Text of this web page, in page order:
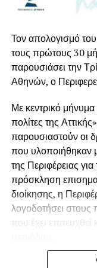
ιστορία…», είπε
Σπαρακτικός ήταν
μοιράστηκαν
να τον
Η ταφή
μαζί για πέντε
Κατά διαβολική
σήμερα τα
χρόνο του μεταξύ
σπιτιού του στη
περίοδο λόγω των
αντιμετώπιζε.
Ποιος ήταν ο
Ο Ιωάννης
Αυγούστου του
Δημοκρατίας,
Τον απολογισμό του
τους πρώτους 30
παρουσιάσει την
Αθηνών, ο
Με κεντρικό
πολίτες της
παρουσιαστούν οι
που υλοποιήθηκαν
της Περιφέρειας
πρόσκληση
διοίκησης, η
λογοδοτήσει στους
που έχει
Παράλληλα,